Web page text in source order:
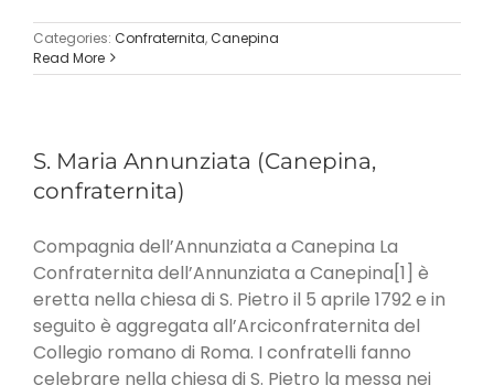
Categories: Confraternita,Canepina
Read More
S. Maria Annunziata (Canepina,
confraternita)
Compagnia dell’Annunziata a Canepina La
Confraternita dell’Annunziata a Canepina[1] è
eretta nella chiesa di S. Pietro il 5 aprile 1792 e in
seguito è aggregata all’Arciconfraternita del
Collegio romano di Roma. I confratelli fanno
celebrare nella chiesa di S. Pietro la messa nei